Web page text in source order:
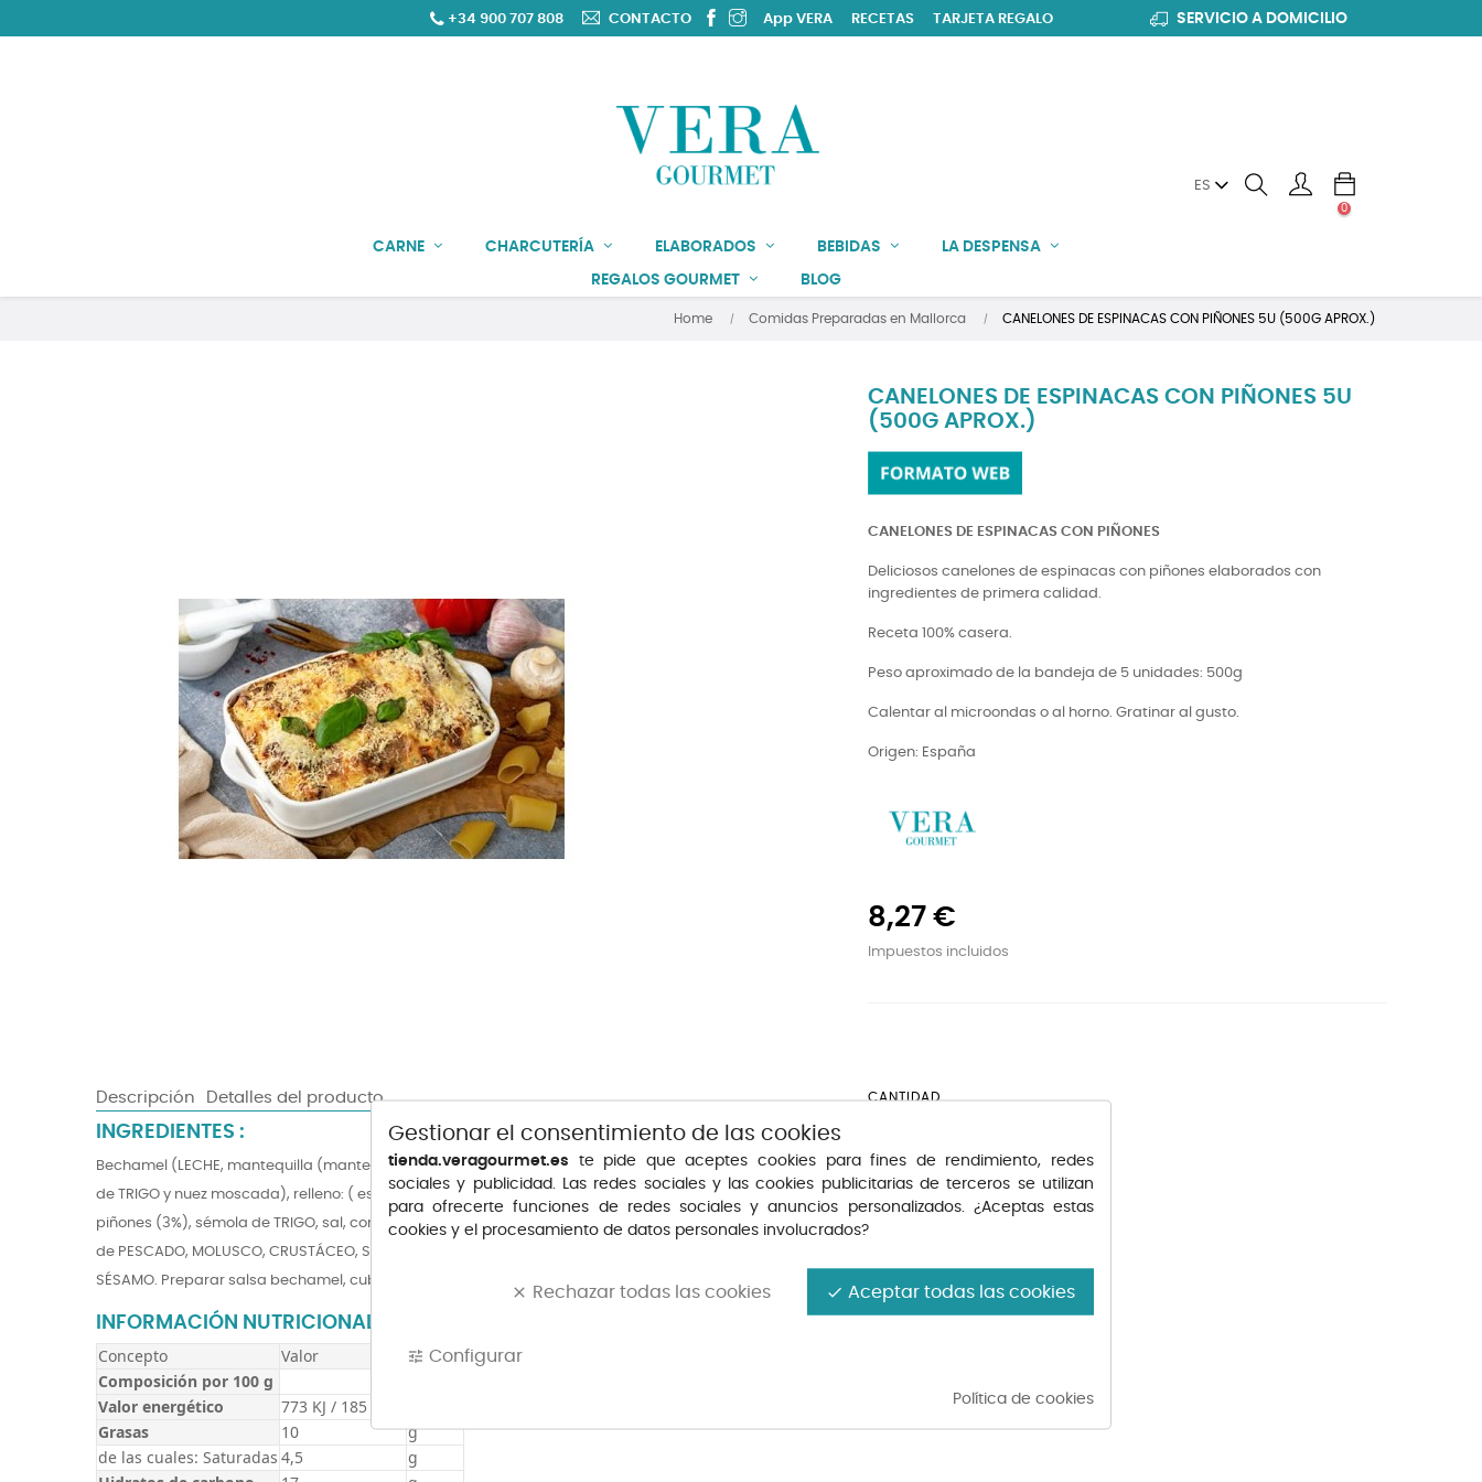
+34 900 707 808 CONTACTO App VERA RECETAS TARJETA REGALO SERVICIO A DOMICILIO
CARNE CHARCUTERÍA ELABORADOS BEBIDAS LA DESPENSA
REGALOS GOURMET BLOG
ES
0
Home Comidas Preparadas en Mallorca CANELONES DE ESPINACAS CON PIÑONES 5U (500G APROX.)
Descripción Detalles del producto
INGREDIENTES :
Bechamel (LECHE, mantequilla (mantequilla de nata pasteurizada (LECHE) y fermentos lácticos), harina
de TRIGO y nuez moscada), relleno: ( espinacas cocidas (10%), mantequilla (LECHE), HUEVO líquido,
piñones (3%), sémola de TRIGO, sal, concentrado de verdura y nuez moscada). Puede contener trazas
de PESCADO, MOLUSCO, CRUSTÁCEO, SOJA, CACAHUETE, FRUTOS CON CÁSCARA, APIO, MOSTAZA y
SÉSAMO. Preparar salsa bechamel, cubrir canelones. Precalentar horno a 180ºC y cocinar 20-25 min
INFORMACIÓN NUTRICIONAL:
Concepto Valor
Unidad
Composición por 100 g
Valor energético
773 KJ / 185 KCal
Grasas
10
g
de las cuales: Saturadas 4,5
g
CANELONES DE ESPINACAS CON PIÑONES 5U
(500G APROX.)
CANELONES DE ESPINACAS CON PIÑONES
Deliciosos canelones de espinacas con piñones elaborados con
ingredientes de primera calidad.
Receta 100% casera.
Peso aproximado de la bandeja de 5 unidades: 500g
Calentar al microondas o al horno. Gratinar al gusto.
Origen: España
8,27 €
Impuestos incluidos
CANTIDAD
Gestionar el consentimiento de las cookies
tienda.veragourmet.es te pide que aceptes cookies para fines de rendimiento, redes
sociales y publicidad. Las redes sociales y las cookies publicitarias de terceros se utilizan
para ofrecerte funciones de redes sociales y anuncios personalizados. ¿Aceptas estas
cookies y el procesamiento de datos personales involucrados?
done Aceptar todas las cookies
clear Rechazar todas las cookies
tune Configurar
Política de cookies